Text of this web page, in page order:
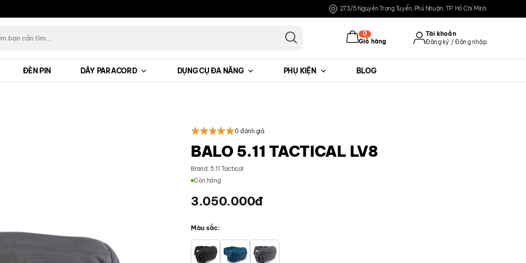
273/5 Nguyễn Trọng Tuyển, Phú Nhuận, TP. Hồ Chí Minh
0
Giỏ hàng
Tài khoản
Đăng ký / Đăng nhập
ĐÈN PIN DÂY PARACORD DỤNG CỤ ĐA NĂNG PHỤ KIỆN BLOG
0 đánh giá
BALO 5.11 TACTICAL LV8
Brand: 5.11 Tactical
Còn hàng
3.050.000đ
Màu sắc